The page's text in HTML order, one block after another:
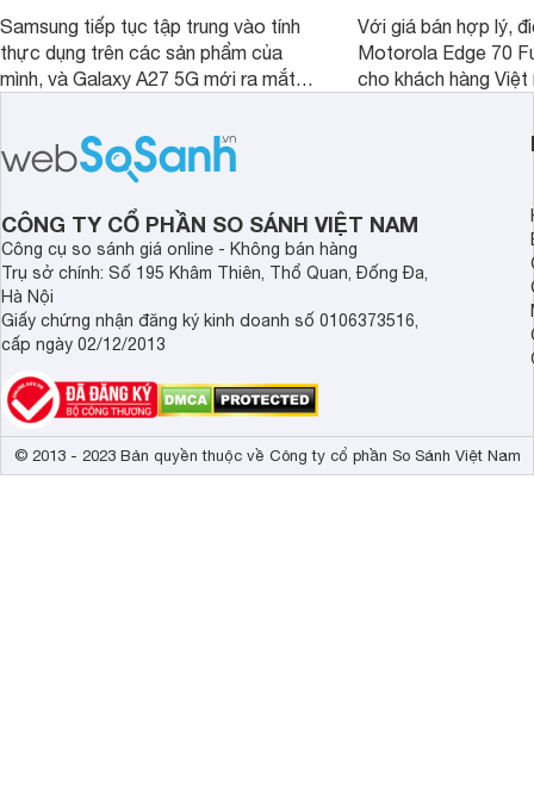
Samsung tiếp tục tập trung vào tính
thực dụng trên các sản phẩm của
mình, và Galaxy A27 5G mới ra mắt
tới cho người dùng một thiết bị chất
lượng với nhiều trang bị ấn tượng và
độ bền bỉ cho nhu cầu sử dụng lâu
dài.
Với giá bán hợp lý,
Motorola Edge 70
cho khách hàng Việt
trang bị hiện đại
CÔNG TY CỔ PHẦN SO SÁNH VIỆT NAM
Công cụ so sánh giá online - Không bán hàng
Trụ sở chính: Số 195 Khâm Thiên, Thổ Quan, Đống Đa,
Hà Nội
Giấy chứng nhận đăng ký kinh doanh số 0106373516,
cấp ngày 02/12/2013
© 2013 - 2023 Bản quyền thuộc về Công ty cổ phần So Sánh Việt Nam